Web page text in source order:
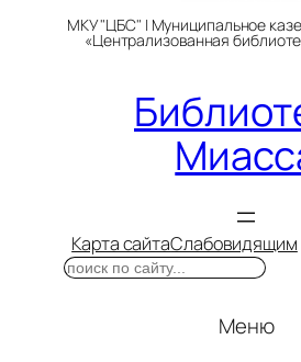
МКУ "ЦБС" | Муниципальное
«Централизованная
Карта сайтаСлабовидящим
Поиск
Меню